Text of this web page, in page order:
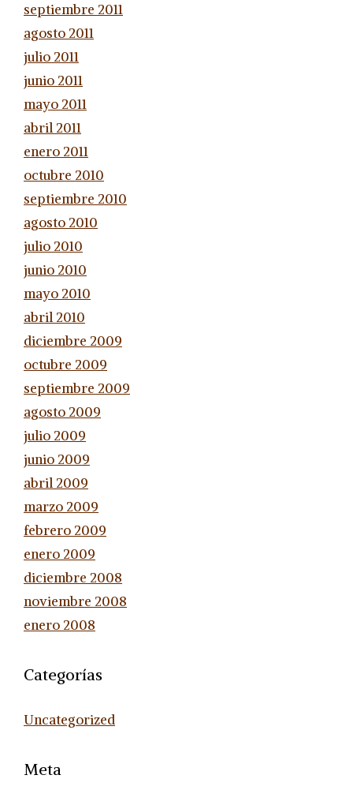
septiembre 2011
agosto 2011
julio 2011
junio 2011
mayo 2011
abril 2011
enero 2011
octubre 2010
septiembre 2010
agosto 2010
julio 2010
junio 2010
mayo 2010
abril 2010
diciembre 2009
octubre 2009
septiembre 2009
agosto 2009
julio 2009
junio 2009
abril 2009
marzo 2009
febrero 2009
enero 2009
diciembre 2008
noviembre 2008
enero 2008
Categorías
Uncategorized
Meta